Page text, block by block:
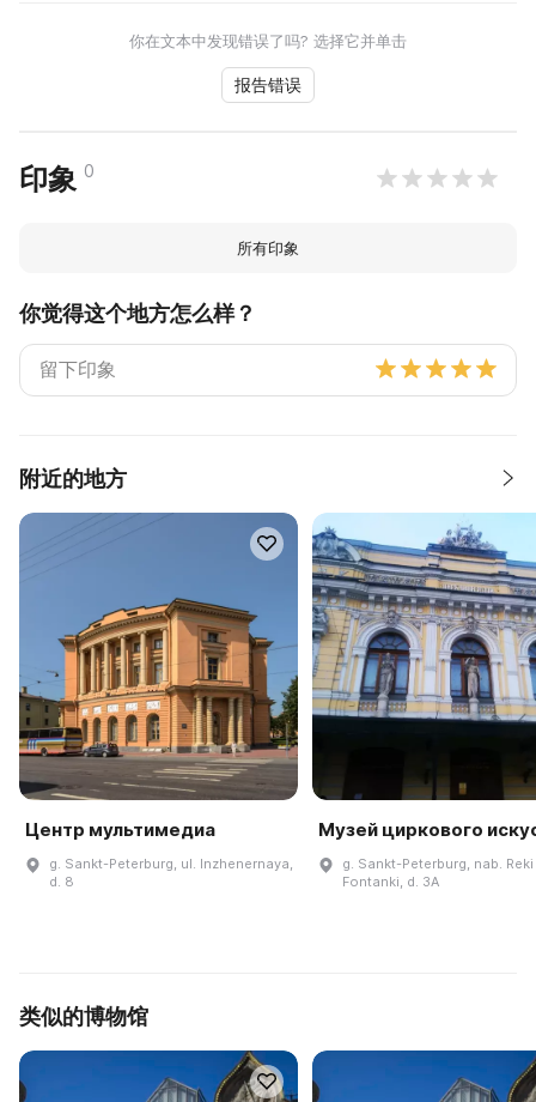
你在文本中发现错误了吗? 选择它并单击
报告错误
印象 0
所有印象
你觉得这个地方怎么样？
附近的地方
Центр мультимедиа
g. Sankt-Peterburg, ul. Inzhenernaya,
d. 8
Музей циркового
g. Sankt-Peterburg, nab. Reki
Fontanki, d. 3A
类似的博物馆